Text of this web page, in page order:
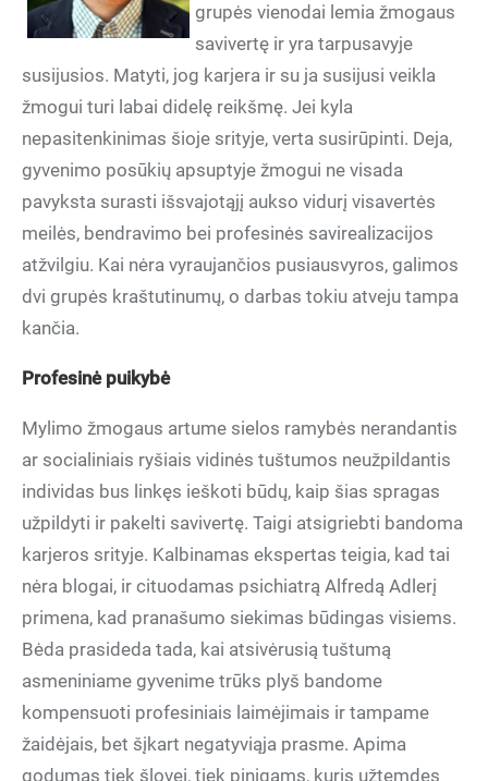
grupės vienodai lemia žmogaus
savivertę ir yra tarpusavyje
susijusios. Matyti, jog karjera ir su ja susijusi veikla
žmogui turi labai didelę reikšmę. Jei kyla
nepasitenkinimas šioje srityje, verta susirūpinti. Deja,
gyvenimo posūkių apsuptyje žmogui ne visada
pavyksta surasti išsvajotąjį aukso vidurį visavertės
meilės, bendravimo bei profesinės savirealizacijos
atžvilgiu. Kai nėra vyraujančios pusiausvyros, galimos
dvi grupės kraštutinumų, o darbas tokiu atveju tampa
kančia.
Profesinė puikybė
Mylimo žmogaus artume sielos ramybės nerandantis
ar socialiniais ryšiais vidinės tuštumos neužpildantis
individas bus linkęs ieškoti būdų, kaip šias spragas
užpildyti ir pakelti savivertę. Taigi atsigriebti bandoma
karjeros srityje. Kalbinamas ekspertas teigia, kad tai
nėra blogai, ir cituodamas psichiatrą Alfredą Adlerį
primena, kad pranašumo siekimas būdingas visiems.
Bėda prasideda tada, kai atsivėrusią tuštumą
asmeniniame gyvenime trūks plyš bandome
kompensuoti profesiniais laimėjimais ir tampame
žaidėjais, bet šįkart negatyviąja prasme. Apima
godumas tiek šlovei, tiek pinigams, kuris užtemdęs